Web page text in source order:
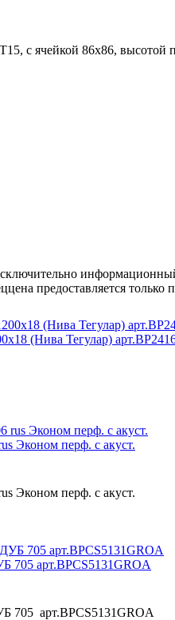
с ячейкой 86х86,
предоставляется
(Нива Тегулар)
Эконом перф. с акуст.
Эконом перф. с акуст.
арт.BPCS5131GROA
705 арт.BPCS5131GROA